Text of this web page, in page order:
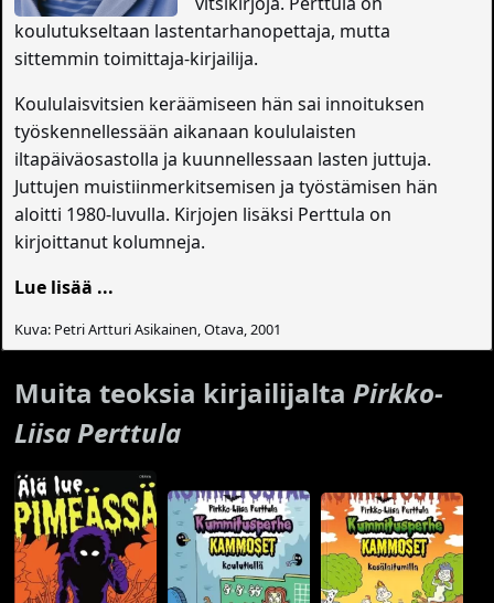
koulutukseltaan lastentarhanopettaja, mutta
sittemmin toimittaja-kirjailija.
Koululaisvitsien keräämiseen hän sai innoituksen
työskennellessään aikanaan koululaisten
iltapäiväosastolla ja kuunnellessaan lasten juttuja.
Juttujen muistiinmerkitsemisen ja työstämisen hän
aloitti 1980-luvulla. Kirjojen lisäksi Perttula on
kirjoittanut kolumneja.
Lue lisää ...
Kuva: Petri Artturi Asikainen, Otava, 2001
Muita teoksia kirjailijaltaPirkko-
Liisa Perttula